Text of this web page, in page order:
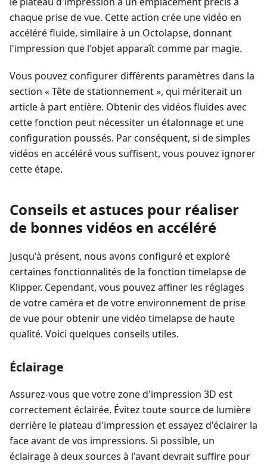
chaque prise de vue. Cette action crée une vidéo en
accéléré fluide, similaire à un Octolapse, donnant
l'impression que l'objet apparaît comme par magie.
Vous pouvez configurer différents paramètres dans la
section « Tête de stationnement », qui mériterait un
article à part entière. Obtenir des vidéos fluides avec
cette fonction peut nécessiter un étalonnage et une
configuration poussés. Par conséquent, si de simples
vidéos en accéléré vous suffisent, vous pouvez ignorer
cette étape.
Conseils et astuces pour réaliser
de bonnes vidéos en accéléré
Jusqu'à présent, nous avons configuré et exploré
certaines fonctionnalités de la fonction timelapse de
Klipper. Cependant, vous pouvez affiner les réglages
de votre caméra et de votre environnement de prise
de vue pour obtenir une vidéo timelapse de haute
qualité. Voici quelques conseils utiles.
Éclairage
Assurez-vous que votre zone d'impression 3D est
correctement éclairée. Évitez toute source de lumière
derrière le plateau d'impression et essayez d'éclairer la
face avant de vos impressions. Si possible, un
éclairage à deux sources à l'avant devrait suffire pour